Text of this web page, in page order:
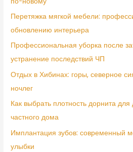
Перетяжка мягкой мебели:
обновлению интерьера
Профессиональная уборка после
устранение последствий ЧП
Отдых в Хибинах: горы, северное
ночлег
Как выбрать плотность дорнита
частного дома
Имплантация зубов: современный
улыбки